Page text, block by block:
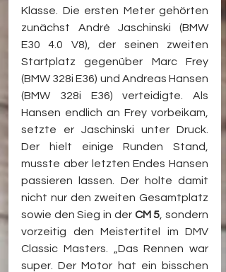
Klasse. Die ersten Meter gehörten
zunächst André Jaschinski (BMW
E30 4.0 V8), der seinen zweiten
Startplatz gegenüber Marc Frey
(BMW 328i E36) und Andreas Hansen
(BMW 328i E36) verteidigte. Als
Hansen endlich an Frey vorbeikam,
setzte er Jaschinski unter Druck.
Der hielt einige Runden Stand,
musste aber letzten Endes Hansen
passieren lassen. Der holte damit
nicht nur den zweiten Gesamtplatz
sowie den Sieg in der CM 5 , sondern
vorzeitig den Meistertitel im DMV
Classic Masters. „Das Rennen war
super. Der Motor hat ein bisschen